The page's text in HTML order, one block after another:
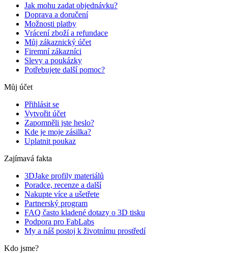
Jak mohu zadat objednávku?
Doprava a doručení
Možnosti platby
Vrácení zboží a refundace
Můj zákaznický účet
Firemní zákazníci
Slevy a poukázky
Potřebujete další pomoc?
Můj účet
Přihlásit se
Vytvořit účet
Zapomněli jste heslo?
Kde je moje zásilka?
Uplatnit poukaz
Zajímavá fakta
3DJake profily materiálů
Poradce, recenze a další
Nakupte více a ušetřete
Partnerský program
FAQ často kladené dotazy o 3D tisku
Podpora pro FabLabs
My a náš postoj k životnímu prostředí
Kdo jsme?